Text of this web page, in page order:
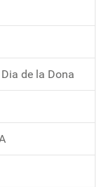
de la Dona